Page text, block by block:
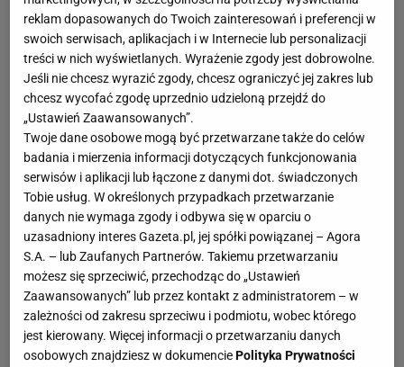
reklam dopasowanych do Twoich zainteresowań i preferencji w
swoich serwisach, aplikacjach i w Internecie lub personalizacji
treści w nich wyświetlanych. Wyrażenie zgody jest dobrowolne.
Jeśli nie chcesz wyrazić zgody, chcesz ograniczyć jej zakres lub
chcesz wycofać zgodę uprzednio udzieloną przejdź do
„Ustawień Zaawansowanych”.
Twoje dane osobowe mogą być przetwarzane także do celów
badania i mierzenia informacji dotyczących funkcjonowania
serwisów i aplikacji lub łączone z danymi dot. świadczonych
Tobie usług. W określonych przypadkach przetwarzanie
danych nie wymaga zgody i odbywa się w oparciu o
uzasadniony interes Gazeta.pl, jej spółki powiązanej – Agora
S.A. – lub Zaufanych Partnerów. Takiemu przetwarzaniu
możesz się sprzeciwić, przechodząc do „Ustawień
Zaawansowanych” lub przez kontakt z administratorem – w
zależności od zakresu sprzeciwu i podmiotu, wobec którego
jest kierowany. Więcej informacji o przetwarzaniu danych
osobowych znajdziesz w dokumenciePolityka Prywatności